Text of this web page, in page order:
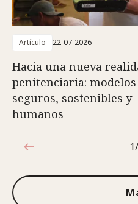
Artículo 22-07-2026
Hacia una nueva
penitenciaria: modelos
seguros, sostenibles y
humanos